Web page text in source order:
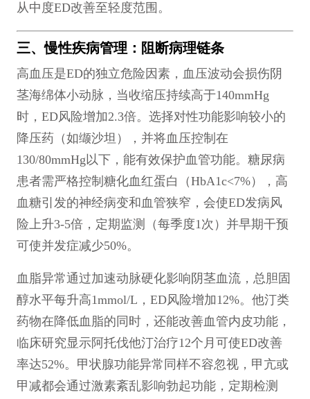
从中度ED改善至轻度范围。
三、慢性疾病管理：阻断病理链条
高血压是ED的独立危险因素，血压波动会损伤阴
茎海绵体小动脉，当收缩压持续高于140mmHg
时，ED风险增加2.3倍。选择对性功能影响较小的
降压药（如缬沙坦），并将血压控制在
130/80mmHg以下，能有效保护血管功能。糖尿病
患者需严格控制糖化血红蛋白（HbA1c<7%），高
血糖引发的神经病变和血管狭窄，会使ED发病风
险上升3-5倍，定期监测（每季度1次）并早期干预
可使并发症减少50%。
血脂异常通过加速动脉硬化影响阴茎血流，总胆固
醇水平每升高1mmol/L，ED风险增加12%。他汀类
药物在降低血脂的同时，还能改善血管内皮功能，
临床研究显示阿托伐他汀治疗12个月可使ED改善
率达52%。甲状腺功能异常同样不容忽视，甲亢或
甲减都会通过激素紊乱影响勃起功能，定期检测